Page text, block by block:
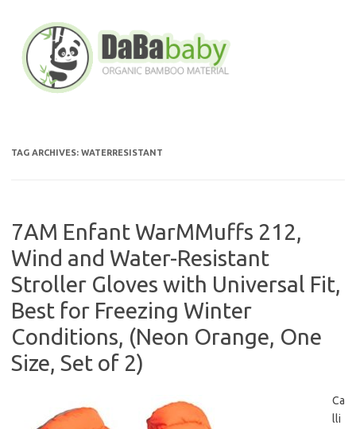
content
TAG ARCHIVES: WATERRESISTANT
7AM Enfant WarMMuffs 212,
Wind and Water-Resistant
Stroller Gloves with Universal Fit,
Best for Freezing Winter
Conditions, (Neon Orange, One
Size, Set of 2)
Ca
lli